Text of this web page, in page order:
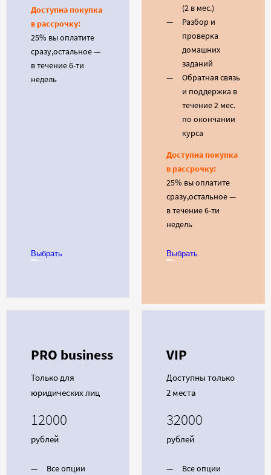
Доступна покупка
в рассрочку:
25% вы оплатите
сразу,остальное —
в течение 6-ти
недель
Выбрать
(2 в мес.)
Разбор и
проверка
домашних
заданий
Обратная связь
и поддержка в
течение 2 мес.
по окончании
курса
Доступна покупка
в рассрочку:
25% вы оплатите
сразу,остальное —
в течение 6-ти
недель
Выбрать
PRO business
Только для
юридических лиц
12000
рублей
Все опции
VIP
Доступны только
2 места
32000
рублей
Все опции